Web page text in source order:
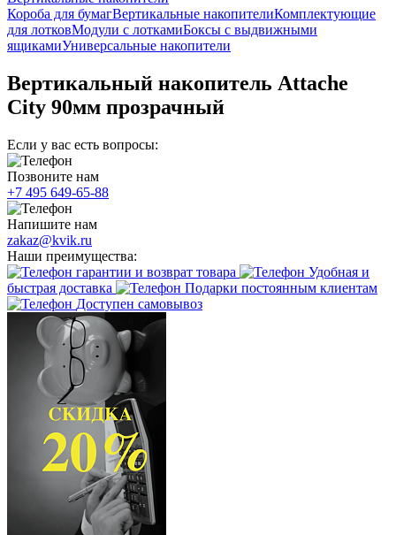
Короба для бумагВертикальные накопителиКомплектующие
для лотковМодули с лоткамиБоксы с выдвижными
ящикамиУниверсальные накопители
Вертикальный накопитель Attache
City 90мм прозрачный
Если у вас есть вопросы:
Позвоните нам
+7 495 649-65-88
Напишите нам
zakaz@kvik.ru
Наши преимущества:
гарантии и возврат товара
Удобная и
быстрая доставка
Подарки постоянным клиентам
Доступен самовывоз